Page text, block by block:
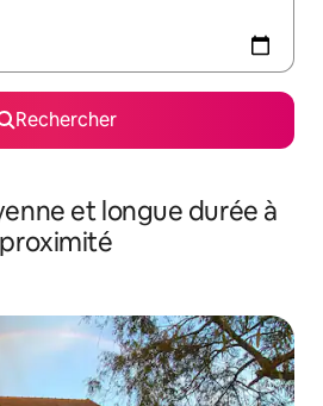
Rechercher
et longue durée à
proximité